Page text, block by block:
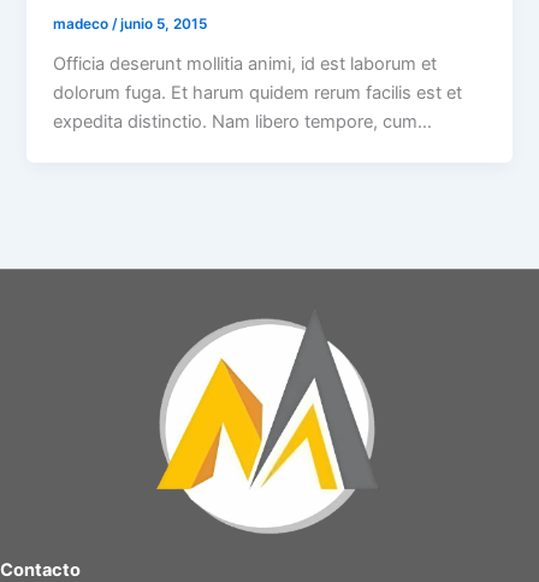
madeco/junio 5, 2015
Officia deserunt mollitia animi, id est laborum et
dolorum fuga. Et harum quidem rerum facilis est et
expedita distinctio. Nam libero tempore, cum…
Contacto